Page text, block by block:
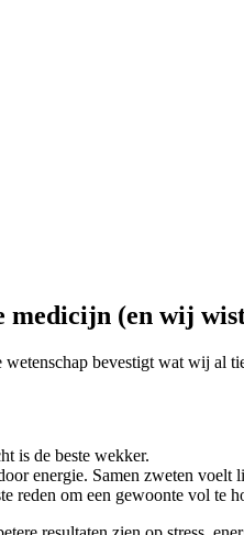
medicijn (en wij
bevestigt wat wij al
is de beste wekker.
energie. Samen zweten voelt
reden om een gewoonte vol te